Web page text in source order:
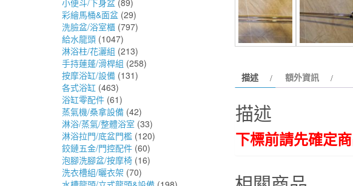
彩繪馬桶&面盆 (29)
洗臉盆/浴室櫃 (797)
給水龍頭 (1047)
淋浴柱/花灑組 (213)
手持蓮蓬/滑桿組 (258)
按摩浴缸/設備 (131)
各式浴缸 (463)
浴缸零配件 (61)
蒸氣機/桑拿設備 (42)
淋浴/蒸氣/整體浴室 (33)
淋浴拉門/底盆門檻 (120)
鉸鏈五金/門控配件 (60)
泡腳洗腳盆/按摩椅 (16)
洗衣槽組/曬衣架 (70)
描述 額外資訊
描述
下標前請先確定